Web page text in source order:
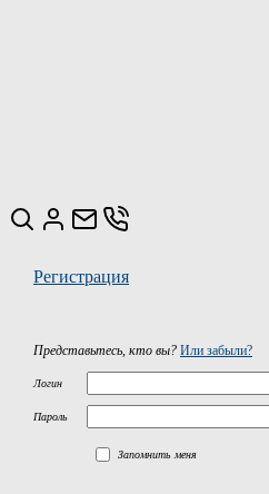
Регистрация
Представьтесь, кто вы? Или забыли?
Логин
Пароль
Запомнить меня